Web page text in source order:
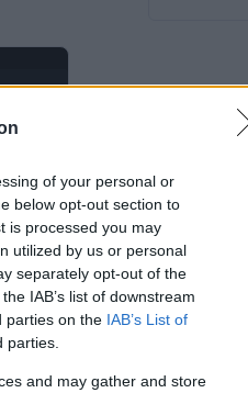
of your personal or
below opt-out section to
is processed you may
utilized by us or personal
separately opt-out of the
IAB’s list of downstream
parties on the IAB’s List of
parties.
and may gather and store